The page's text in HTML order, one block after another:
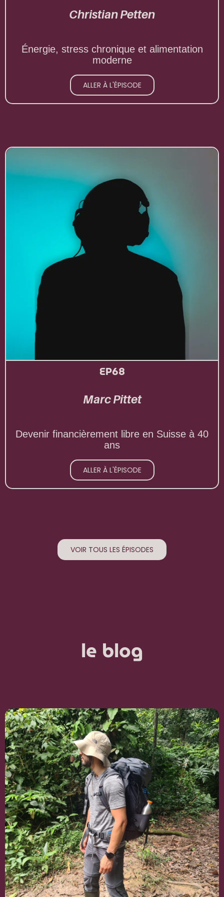
Christian Petten
Énergie, stress chronique et alimentation
moderne
ALLER À L'ÉPISODE
EP68
Marc Pittet
Devenir financièrement libre en Suisse à 40
ans
ALLER À L'ÉPISODE
VOIR TOUS LES ÉPISODES
le blog